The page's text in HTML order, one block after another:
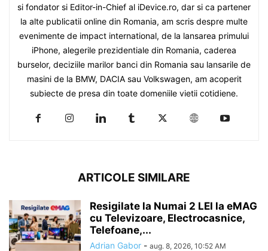
si fondator si Editor-in-Chief al iDevice.ro, dar si ca partener
la alte publicatii online din Romania, am scris despre multe
evenimente de impact international, de la lansarea primului
iPhone, alegerile prezidentiale din Romania, caderea
burselor, deciziile marilor banci din Romania sau lansarile de
masini de la BMW, DACIA sau Volkswagen, am acoperit
subiecte de presa din toate domeniile vietii cotidiene.
ARTICOLE SIMILARE
Resigilate la Numai 2 LEI la eMAG
cu Televizoare, Electrocasnice,
Telefoane,...
Adrian Gabor - aug. 8, 2026, 10:52 AM